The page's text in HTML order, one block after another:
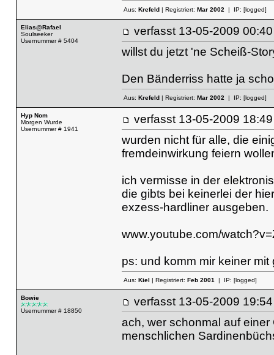
Aus: Krefeld| Registriert: Mar 2002 | IP: [logged]
Elias@Rafael
Soulseeker
Usernummer # 5404
verfasst 13-05-2009
willst du jetzt 'ne Scheiß-
Den Bänderriss hatte ja
Aus: Krefeld| Registriert: Mar 2002| IP: [logged]
Hyp Nom
Morgen Wurde
Usernummer # 1941
verfasst 13-05-2009
wurden nicht für alle, die
fremdeinwirkung feiern
ich vermisse in der
die gibts bei keinerlei der
exzess-hardliner ausgeben.
www.youtube.com/
ps: und komm mir keiner
Aus: Kiel | Registriert: Feb 2001| IP: [logged]
Bowie
Usernummer # 18850
verfasst 13-05-2009
ach, wer schonmal auf
menschlichen